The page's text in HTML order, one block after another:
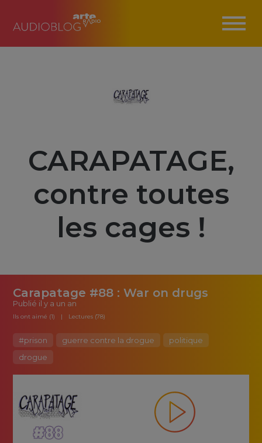
CARAPATAGE,
contre toutes
les cages !
Carapatage #88 : War on drugs
Publié il y a un an
Ils ont aimé (1) Lectures (78)
#prison guerre contre la drogue
politique
drogue